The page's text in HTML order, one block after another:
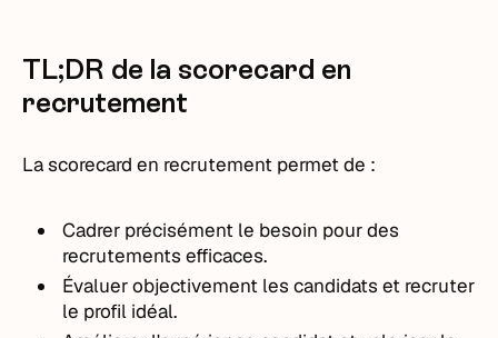
TL;DR de la scorecard en
recrutement
La scorecard en recrutement permet de :
Cadrer précisément le besoin pour des
recrutements efficaces.
Évaluer objectivement les candidats et recruter
le profil idéal.